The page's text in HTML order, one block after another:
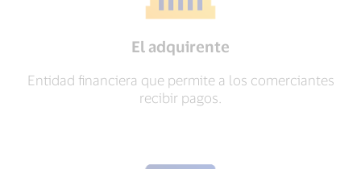
El adquirente
Entidad financiera que permite a los comerciantes
recibir pagos.